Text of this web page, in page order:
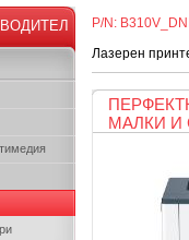
P/N: B310V_DNI
Лазерен
МАЛКИ И